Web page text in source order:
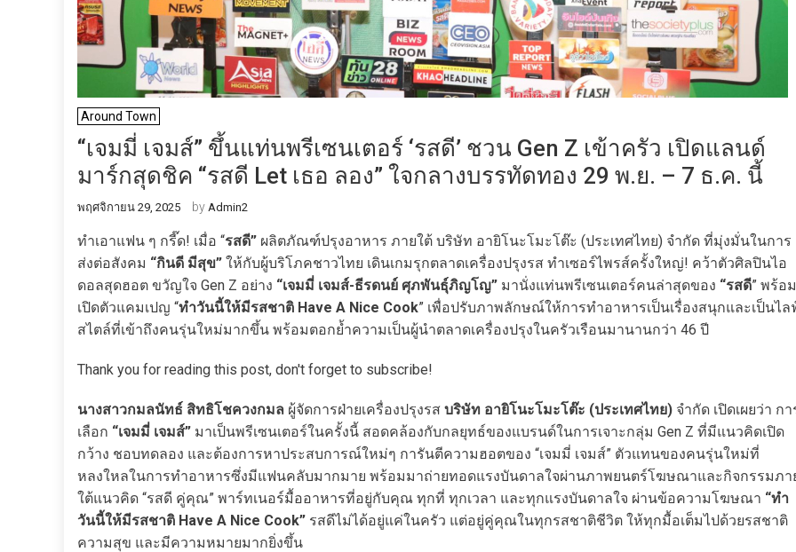
Around Town
“เจมมี่ เจมส์” ขึ้นแท่นพรีเซนเตอร์ ‘รสดี’ ชวน Gen Z เข้าครัว เปิดแลนด์
มาร์กสุดชิค “รสดี Let เธอ ลอง” ใจกลางบรรทัดทอง 29 พ.ย. – 7 ธ.ค. นี้
พฤศจิกายน 29, 2025 by Admin2
ทำเอาแฟน ๆ กรี๊ด! เมื่อ “รสดี” ผลิตภัณฑ์ปรุงอาหาร ภายใต้ บริษัท อายิโนะโมะโต๊ะ (ประเทศไทย) จำกัด ที่มุ่งมั่นในการ
ส่งต่อสังคม “กินดี มีสุข” ให้กับผู้บริโภคชาวไทย เดินเกมรุกตลาดเครื่องปรุงรส ทำเซอร์ไพรส์ครั้งใหญ่! คว้าตัวศิลปินไอ
ดอลสุดฮอต ขวัญใจ Gen Z อย่าง “เจมมี่ เจมส์-ธีรดนย์ ศุภพันธุ์ภิญโญ” มานั่งแท่นพรีเซนเตอร์คนล่าสุดของ “รสดี” พร้อม
เปิดตัวแคมเปญ “ทำวันนี้ให้มีรสชาติ Have A Nice Cook” เพื่อปรับภาพลักษณ์ให้การทำอาหารเป็นเรื่องสนุกและเป็นไล
สไตล์ที่เข้าถึงคนรุ่นใหม่มากขึ้น พร้อมตอกย้ำความเป็นผู้นำตลาดเครื่องปรุงในครัวเรือนมานานกว่า 46 ปี
Thank you for reading this post, don't forget to subscribe!
นางสาวกมลนัทธ์ สิทธิโชควงกมล ผู้จัดการฝ่ายเครื่องปรุงรส บริษัท อายิโนะโมะโต๊ะ (ประเทศไทย) จำกัด เปิดเผยว่า กา
เลือก “เจมมี่ เจมส์” มาเป็นพรีเซนเตอร์ในครั้งนี้ สอดคล้องกับกลยุทธ์ของแบรนด์ในการเจาะกลุ่ม Gen Z ที่มีแนวคิดเปิด
กว้าง ชอบทดลอง และต้องการหาประสบการณ์ใหม่ๆ การันตีความฮอตของ “เจมมี่ เจมส์” ตัวแทนของคนรุ่นใหม่ที่
หลงใหลในการทำอาหารซึ่งมีแฟนคลับมากมาย พร้อมมาถ่ายทอดแรงบันดาลใจผ่านภาพยนตร์โฆษณาและกิจกรรมภา
ใต้แนวคิด “รสดี คู่คุณ” พาร์ทเนอร์มื้ออาหารที่อยู่กับคุณ ทุกที่ ทุกเวลา และทุกแรงบันดาลใจ ผ่านข้อความโฆษณา “ทำ
วันนี้ให้มีรสชาติ Have A Nice Cook” รสดีไม่ได้อยู่แค่ในครัว แต่อยู่คู่คุณในทุกรสชาติชีวิต ให้ทุกมื้อเต็มไปด้วยรสชาติ
ความสุข และมีความหมายมากยิ่งขึ้น